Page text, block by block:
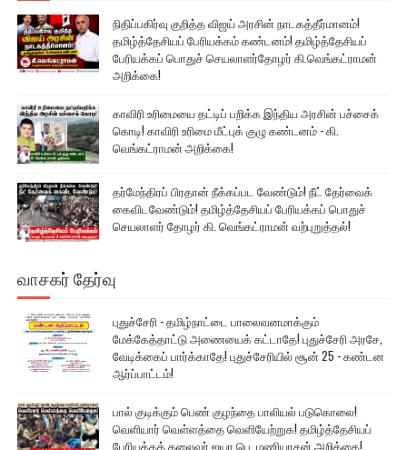
நிதிப்பகிர்வு குறித்த விஜய் அரசின் நாடகத்தீர்மானம்!
தமிழ்த்தேசியப் பேரியக்கம் கண்டனம்! தமிழ்த்தேசியப்
பேரியக்கப் பொதுச் செயலாளர்தோழர் கி.வெங்கட்ராமன்
அறிக்கை!
காவிரி உரிமையை தட்டிப் பறிக்க இந்திய அரசின் பச்சைக்
கொடி! காவிரி உரிமை மீட்புக் குழு கண்டனம் - கி.
வெங்கட்ராமன் அறிக்கை!
தர்மேந்திரப் பிரதான் நீக்கப்பட வேண்டும்! நீட் தேர்வைக்
கைவிடவேண்டும்! தமிழ்த்தேசியப் பேரியக்கப் பொதுச்
செயலாளர் தோழர் கி. வெங்கட்ராமன் வற்புறுத்தல்!
வாசகர் தேர்வு
புதுச்சேரி - தமிழ்நாட்டை பாலைவனமாக்கும்
மேக்கேத்தாட்டு அணையைக் கட்டாதே! புதுச்சேரி அரசே,
வேடிக்கைப் பார்க்காதே! புதுச்சேரியில் சூன் 25 - கண்டன
ஆர்ப்பாட்டம்!
பால் குடிக்கும் பெண் குழந்தை பாலியல் படுகொலை!
வெளியார் வெள்ளத்தை வெளியேற்றுக! தமிழ்த்தேசியப்
பேரியக்கத் தலைவர் ஐயா பெ. மணியரசன் அறிக்கை!